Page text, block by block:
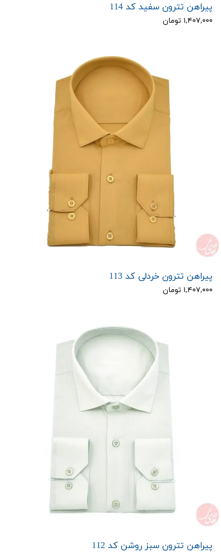
پیراهن تترون سفید کد 114
۱,۴۰۷,۰۰۰ تومان
پیراهن تترون خردلی کد 113
۱,۴۰۷,۰۰۰ تومان
پیراهن تترون سبز روشن کد 112